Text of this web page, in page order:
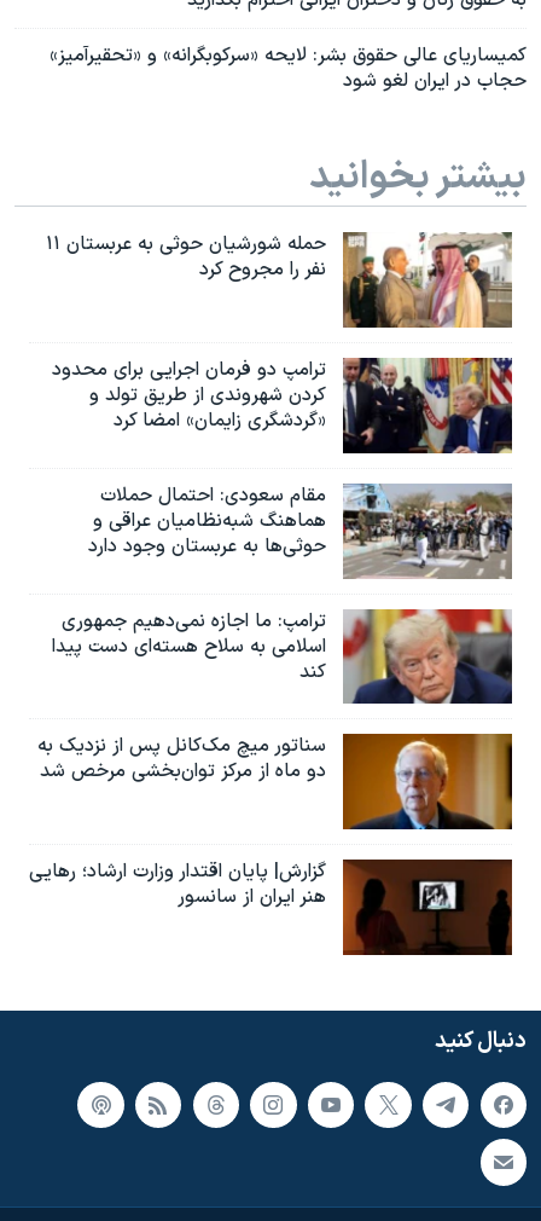
کمیساریای عالی حقوق بشر: لایحه «سرکوبگرانه» و «تحقیرآمیز»
حجاب در ایران لغو شود
بیشتر بخوانید
حمله شورشیان حوثی به عربستان ۱۱
نفر را مجروح کرد
ترامپ دو فرمان اجرایی برای محدود
کردن شهروندی از طریق تولد و
«گردشگری زایمان» امضا کرد
مقام سعودی: احتمال حملات
هماهنگ شبه‌نظامیان عراقی و
حوثی‌ها به عربستان وجود دارد
ترامپ: ما اجازه نمی‌دهیم جمهوری
اسلامی به سلاح هسته‌ای دست پیدا
کند
سناتور میچ مک‌کانل پس از نزدیک به
دو ماه از مرکز توان‌بخشی مرخص شد
گزارش| پایان اقتدار وزارت ارشاد؛ رهایی
هنر ایران از سانسور
دنبال کنید